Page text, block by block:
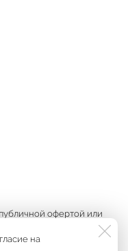
на
офертой или
характер и может быть
компании.